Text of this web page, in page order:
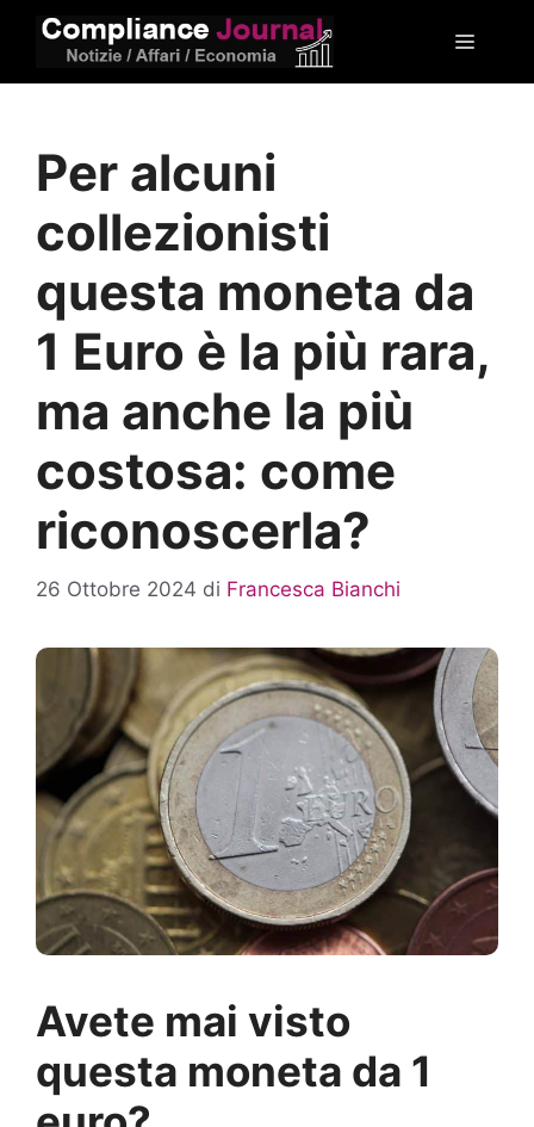
Menu
Per alcuni
collezionisti
questa moneta da
1 Euro è la più rara,
ma anche la più
costosa: come
riconoscerla?
26 Ottobre 2024 di Francesca Bianchi
Avete mai visto
questa moneta da 1